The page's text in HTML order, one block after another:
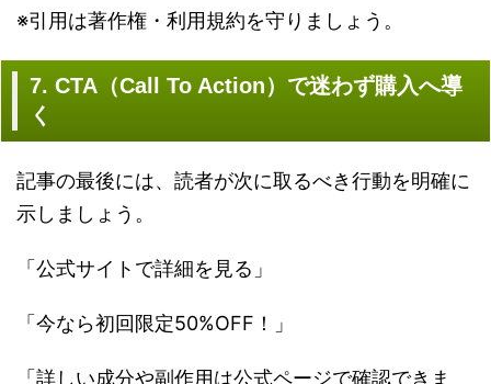
※引用は著作権・利用規約を守りましょう。
7. CTA（Call To Action）で迷わず購入へ導
く
記事の最後には、読者が次に取るべき行動を明確に
示しましょう。
「公式サイトで詳細を見る」
「今なら初回限定50%OFF！」
「詳しい成分や副作用は公式ページで確認できま